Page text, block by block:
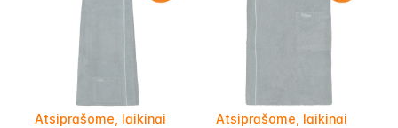
Atsiprašome, laikinai
Atsiprašome, laikinai